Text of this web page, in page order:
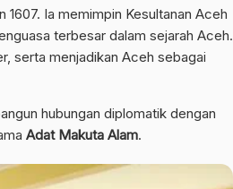
1607. Ia memimpin Kesultanan Aceh
terbesar dalam sejarah Aceh.
serta menjadikan Aceh sebagai
hubungan diplomatik dengan
Adat Makuta Alam.